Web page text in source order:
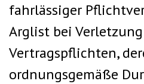
fahrlässiger
Arglist bei
Vertragspflichten,
ordnungsgemäße